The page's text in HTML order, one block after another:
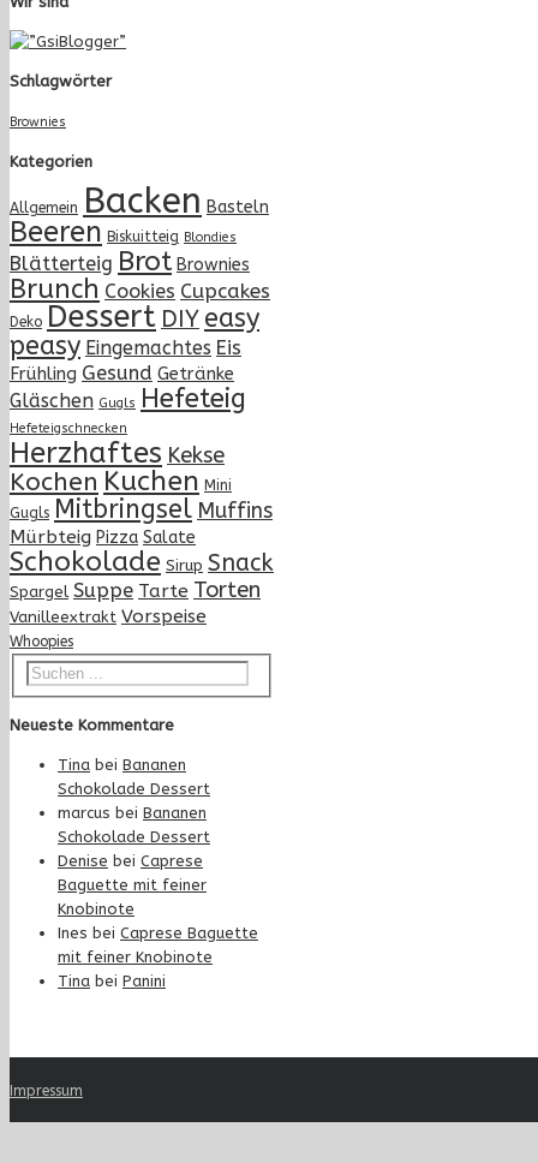
Schlagwörter
Brownies
Kategorien
Allgemein Backen Basteln
Beeren Biskuitteig Blondies
Blätterteig Brot Brownies
Brunch Cookies Cupcakes
Deko Dessert DIY easy
peasy Eingemachtes Eis
Frühling Gesund Getränke
Gläschen Gugls Hefeteig
Hefeteigschnecken
Herzhaftes Kekse
Kochen Kuchen Mini
Gugls Mitbringsel Muffins
Mürbteig Pizza Salate
Schokolade Sirup Snack
Spargel Suppe Tarte Torten
Vanilleextrakt Vorspeise
Whoopies
Neueste Kommentare
Tina bei Bananen
Schokolade Dessert
marcus bei Bananen
Schokolade Dessert
Denise bei Caprese
Baguette mit feiner
Knobinote
Ines bei Caprese Baguette
mit feiner Knobinote
Tina bei Panini
Impressum